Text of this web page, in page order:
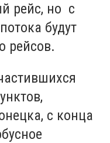
рейс, но с
будут
рейсов.
с конца